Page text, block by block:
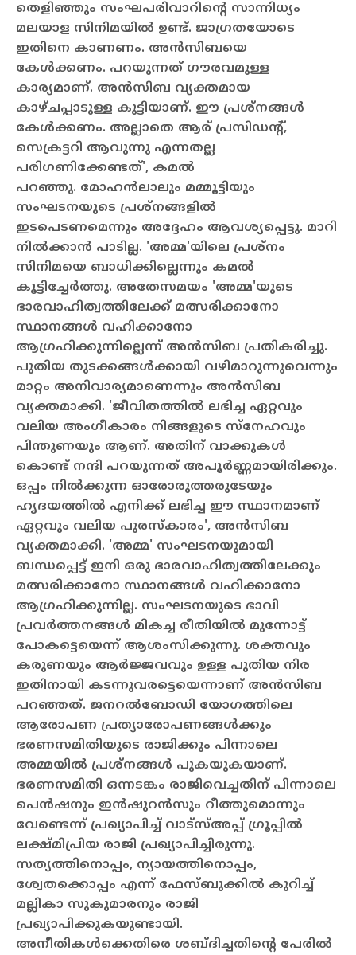
തെളിഞ്ഞും സംഘപരിവാറിന്റെ സാന്നിധ്യം
മലയാള സിനിമയില്‍ ഉണ്ട്. ജാഗ്രതയോടെ
ഇതിനെ കാണണം. അന്‍സിബയെ
കേള്‍ക്കണം. പറയുന്നത് ഗൗരവമുള്ള
കാര്യമാണ്. അന്‍സിബ വ്യക്തമായ
കാഴ്ചപ്പാടുള്ള കുട്ടിയാണ്. ഈ പ്രശ്‌നങ്ങള്‍
കേള്‍ക്കണം. അല്ലാതെ ആര് പ്രസിഡന്റ്,
സെക്രട്ടറി ആവുന്നു എന്നതല്ല
പരിഗണിക്കേണ്ടത്', കമല്‍
പറഞ്ഞു. മോഹന്‍ലാലും മമ്മൂട്ടിയും
സംഘടനയുടെ പ്രശ്‌നങ്ങളില്‍
ഇടപെടണമെന്നും അദ്ദേഹം ആവശ്യപ്പെട്ടു. മാറി
നില്‍ക്കാന്‍ പാടില്ല. 'അമ്മ'യിലെ പ്രശ്‌നം
സിനിമയെ ബാധിക്കില്ലെന്നും കമല്‍
കൂട്ടിച്ചേര്‍ത്തു. അതേസമയം 'അമ്മ'യുടെ
ഭാരവാഹിത്വത്തിലേക്ക് മത്സരിക്കാനോ
സ്ഥാനങ്ങള്‍ വഹിക്കാനോ
ആഗ്രഹിക്കുന്നില്ലെന്ന് അന്‍സിബ പ്രതികരിച്ചു.
പുതിയ തുടക്കങ്ങള്‍ക്കായി വഴിമാറുന്നുവെന്നും
മാറ്റം അനിവാര്യമാണെന്നും അന്‍സിബ
വ്യക്തമാക്കി. 'ജീവിതത്തില്‍ ലഭിച്ച ഏറ്റവും
വലിയ അംഗീകാരം നിങ്ങളുടെ സ്നേഹവും
പിന്തുണയും ആണ്. അതിന് വാക്കുകള്‍
കൊണ്ട് നന്ദി പറയുന്നത് അപൂര്‍ണ്ണമായിരിക്കും.
ഒപ്പം നില്‍ക്കുന്ന ഓരോരുത്തരുടേയും
ഹൃദയത്തില്‍ എനിക്ക് ലഭിച്ച ഈ സ്ഥാനമാണ്
ഏറ്റവും വലിയ പുരസ്‌കാരം', അന്‍സിബ
വ്യക്തമാക്കി. 'അമ്മ' സംഘടനയുമായി
ബന്ധപ്പെട്ട് ഇനി ഒരു ഭാരവാഹിത്വത്തിലേക്കും
മത്സരിക്കാനോ സ്ഥാനങ്ങള്‍ വഹിക്കാനോ
ആഗ്രഹിക്കുന്നില്ല. സംഘടനയുടെ ഭാവി
പ്രവര്‍ത്തനങ്ങള്‍ മികച്ച രീതിയില്‍ മുന്നോട്ട്
പോകട്ടെയെന്ന് ആശംസിക്കുന്നു. ശക്തവും
കരുണയും ആര്‍ജ്ജവവും ഉള്ള പുതിയ നിര
ഇതിനായി കടന്നുവരട്ടെയെന്നാണ് അന്‍സിബ
പറഞ്ഞത്. ജനറല്‍ബോഡി യോഗത്തിലെ
ആരോപണ പ്രത്യാരോപണങ്ങള്‍ക്കും
ഭരണസമിതിയുടെ രാജിക്കും പിന്നാലെ
അമ്മയില്‍ പ്രശ്നങ്ങള്‍ പുകയുകയാണ്.
ഭരണസമിതി ഒന്നടങ്കം രാജിവെച്ചതിന് പിന്നാലെ
പെന്‍ഷനും ഇന്‍ഷുറന്‍സും റീത്തുമൊന്നും
വേണ്ടെന്ന് പ്രഖ്യാപിച്ച് വാട്സ്അപ്പ് ഗ്രൂപ്പില്‍
ലക്ഷ്മിപ്രിയ രാജി പ്രഖ്യാപിച്ചിരുന്നു.
സത്യത്തിനൊപ്പം, ന്യായത്തിനൊപ്പം,
ശ്വേതക്കൊപ്പം എന്ന് ഫേസ്ബുക്കില്‍ കുറിച്ച്
മല്ലികാ സുകുമാരനും രാജി
പ്രഖ്യാപിക്കുകയുണ്ടായി.
അനീതികള്‍ക്കെതിരെ ശബ്ദിച്ചതിന്റെ പേരില്‍